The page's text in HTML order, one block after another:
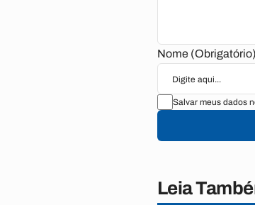
Nome (Obrigatório)
Salvar meus dados
Leia